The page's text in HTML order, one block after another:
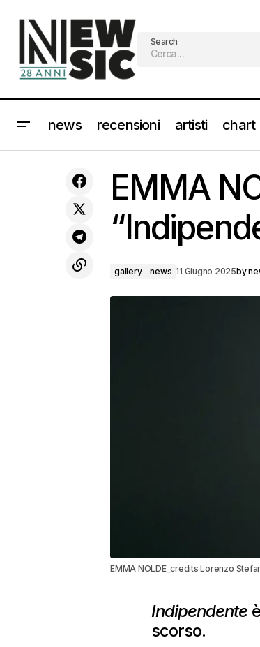
Search
news recensioni artisti chart
NUCLEARI: noi siamo noi! [Scaletta e
EMMA
gallery news 11 Giugno 2025by
EMMA NOLDE_credits Lorenzo
Indipendente
scorso.